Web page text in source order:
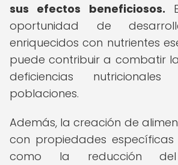
sus efectos beneficiosos.
oportunidad de
enriquecidos con nutrientes
puede contribuir a combatir
deficiencias
poblaciones.
Además, la creación de
con propiedades
como la reducción